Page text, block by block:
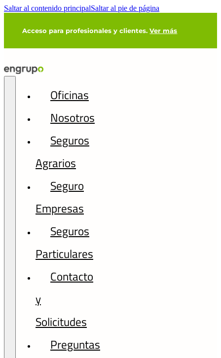
Saltar al contenido principalSaltar al pie de página
Acceso para profesionales y clientes.Ver más
Oficinas
Nosotros
Seguros
Agrarios
Seguro
Empresas
Seguros
Particulares
Contacto
y
Solicitudes
Preguntas